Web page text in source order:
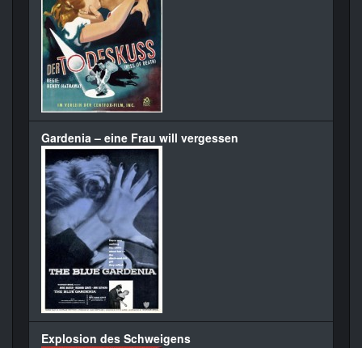
Gardenia – eine Frau will vergessen
Explosion des Schweigens